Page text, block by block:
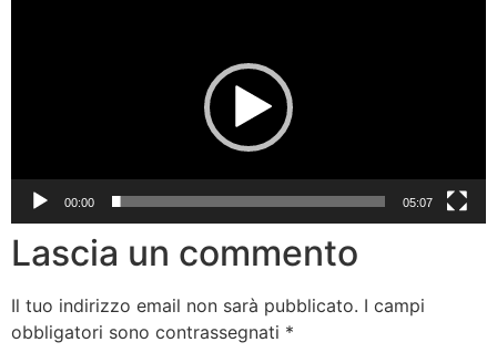
00:00 05:07
Lascia un commento
Il tuo indirizzo email non sarà pubblicato. I campi
obbligatori sono contrassegnati *